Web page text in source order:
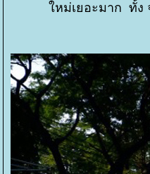
หม่เยอะมาก ทั้ง